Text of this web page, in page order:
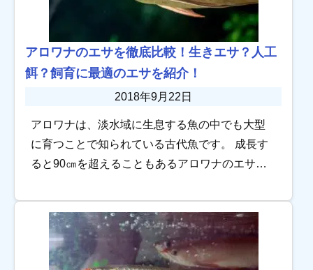
アロワナのエサを徹底比較！生きエサ？人工
餌？飼育に最適のエサを紹介！
2018年9月22日
アロワナは、淡水域に生息する魚の中でも大型
に育つことで知られている古代魚です。 成長す
ると90㎝を超えることもあるアロワナのエサ
エビやザリガニなどの甲殻類、金魚の小赤とい
った小魚 […]